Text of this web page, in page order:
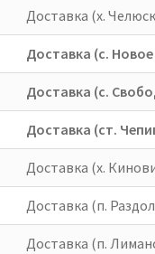
Доставка (х.
Доставка (с.
Доставка (с.
Доставка (ст.
Доставка (х.
Доставка (п.
Доставка (п.